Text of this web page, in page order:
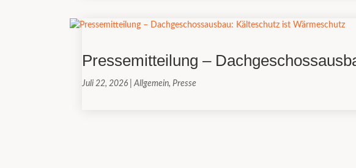
Pressemitteilung –
Juli 22, 2026 |Allgemein,Presse